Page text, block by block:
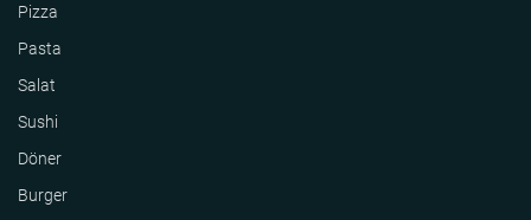
Pizza
Pasta
Salat
Sushi
Döner
Burger